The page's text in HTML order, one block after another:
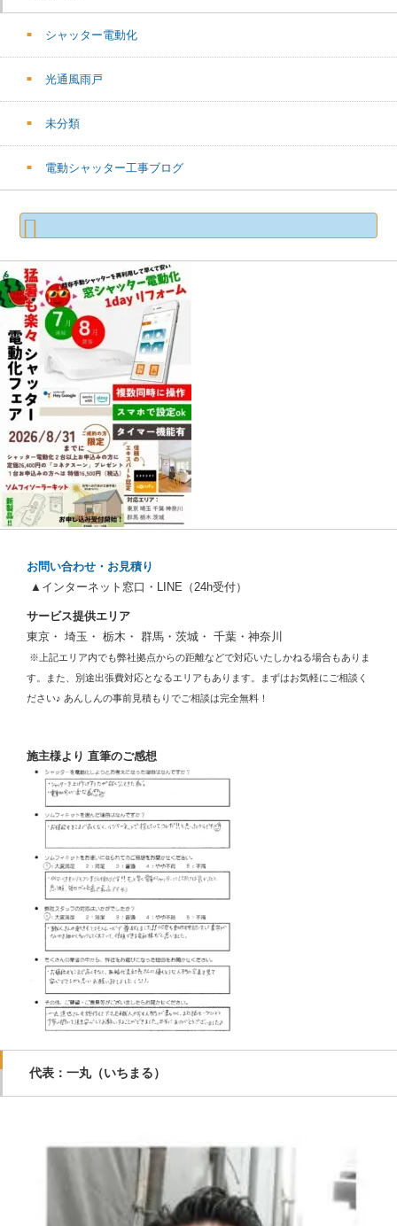
シャッター電動化
光通風雨戸
未分類
電動シャッター工事ブログ
検
お問い合わせ・お見積り
▲インターネット窓口・LINE（24h受付）
サービス提供エリア
東京・ 埼玉・ 栃木・ 群馬・茨城・ 千葉・神奈川
※上記エリア内でも弊社拠点からの距離などで対応いたしかねる場合もありま
す。また、別途出張費対応となるエリアもあります。まずはお気軽にご相談く
ださい♪ あんしんの事前見積もりでご相談は完全無料！
施主様より 直筆のご感想
代表：一丸（いちまる）